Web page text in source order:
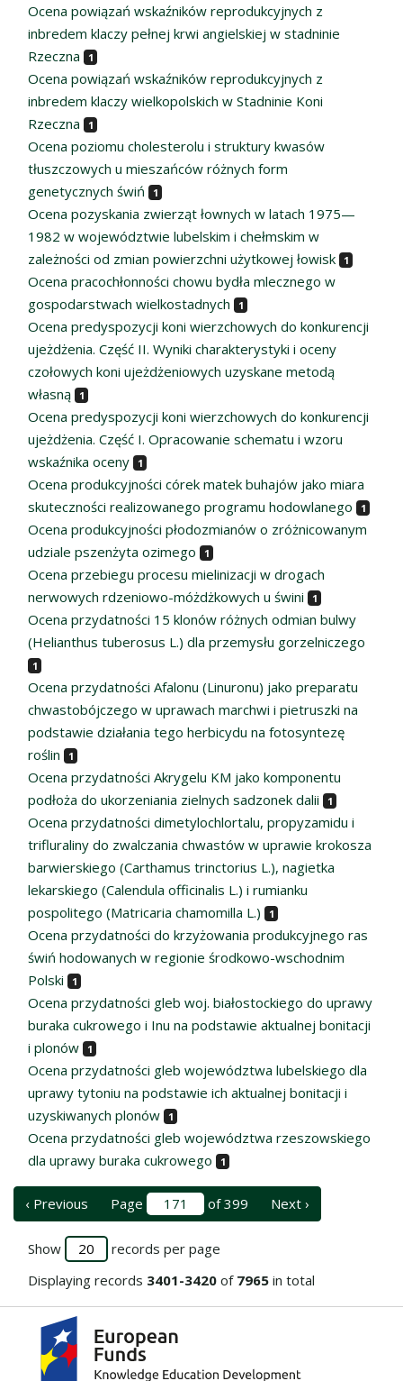
Ocena powiązań wskaźników reprodukcyjnych z
inbredem klaczy pełnej krwi angielskiej w stadninie
Rzeczna
1
Ocena powiązań wskaźników reprodukcyjnych z
inbredem klaczy wielkopolskich w Stadninie Koni
Rzeczna
1
Ocena poziomu cholesterolu i struktury kwasów
tłuszczowych u mieszańców różnych form
genetycznych świń
1
Ocena pozyskania zwierząt łownych w latach 1975—
1982 w województwie lubelskim i chełmskim w
zależności od zmian powierzchni użytkowej łowisk
1
Ocena pracochłonności chowu bydła mlecznego w
gospodarstwach wielkostadnych
1
Ocena predyspozycji koni wierzchowych do konkurencji
ujeżdżenia. Część II. Wyniki charakterystyki i oceny
czołowych koni ujeżdżeniowych uzyskane metodą
własną
1
Ocena predyspozycji koni wierzchowych do konkurencji
ujeżdżenia. Część I. Opracowanie schematu i wzoru
wskaźnika oceny
1
Ocena produkcyjności córek matek buhajów jako miara
skuteczności realizowanego programu hodowlanego
1
Ocena produkcyjności płodozmianów o zróżnicowanym
udziale pszenżyta ozimego
1
Ocena przebiegu procesu mielinizacji w drogach
nerwowych rdzeniowo-móżdżkowych u świni
1
Ocena przydatności 15 klonów różnych odmian bulwy
(Helianthus tuberosus L.) dla przemysłu gorzelniczego
1
Ocena przydatności Afalonu (Linuronu) jako preparatu
chwastobójczego w uprawach marchwi i pietruszki na
podstawie działania tego herbicydu na fotosyntezę
roślin
1
Ocena przydatności Akrygelu KM jako komponentu
podłoża do ukorzeniania zielnych sadzonek dalii
1
Ocena przydatności dimetylochlortalu, propyzamidu i
trifluraliny do zwalczania chwastów w uprawie krokosza
barwierskiego (Carthamus trinctorius L.), nagietka
lekarskiego (Calendula officinalis L.) i rumianku
pospolitego (Matricaria chamomilla L.)
1
Ocena przydatności do krzyżowania produkcyjnego ras
świń hodowanych w regionie środkowo-wschodnim
Polski
1
Ocena przydatności gleb woj. białostockiego do uprawy
buraka cukrowego i Inu na podstawie aktualnej bonitacji
i plonów
1
Ocena przydatności gleb województwa lubelskiego dla
uprawy tytoniu na podstawie ich aktualnej bonitacji i
uzyskiwanych plonów
1
Ocena przydatności gleb województwa rzeszowskiego
dla uprawy buraka cukrowego
1
‹ Previous Page of 399 Next ›
Show
records per page
Displaying records 3401-3420 of 7965 in total